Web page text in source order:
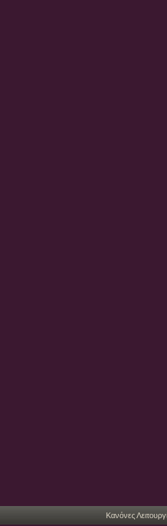
Κανόνες